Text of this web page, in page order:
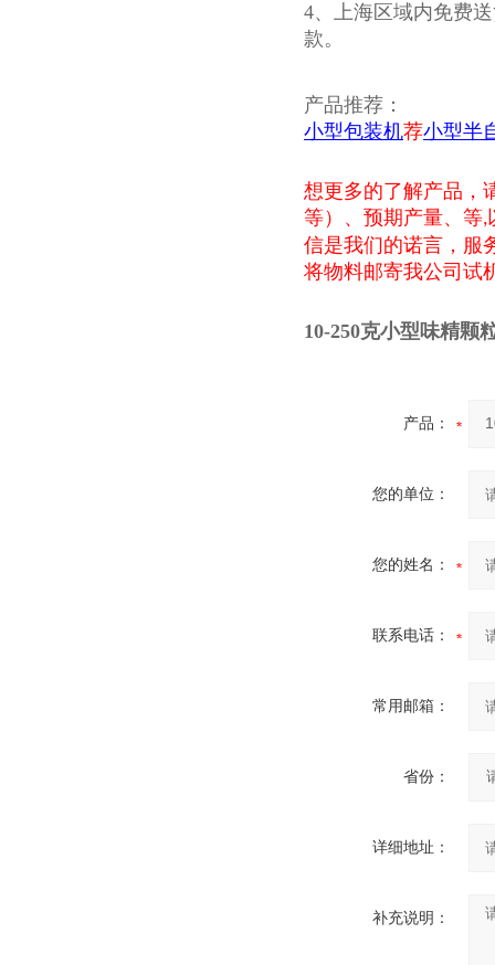
4、上海区域内免费
款。
产品推荐：
小型包装机荐小型半
想更多的了解产品，
等）、预期产量、等,
信是我们的诺言，服
将物料邮寄我公司试
10-250克小型味精颗
产品：
您的单位：
您的姓名：
联系电话：
常用邮箱：
省份：
详细地址：
补充说明：